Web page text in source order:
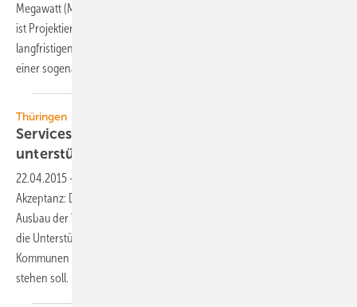
Megawatt (MW) eigens betriebener Windkraft. Entwickler des Projekts
ist Projektierer WKN. Mit dem Geschäft stützt WKN auch die
langfristigen Pläne des Mutterunternehmens PNE aus Cuxhaven, mit
einer sogenannten Yieldco sich neue Investoren zu
Thüringen
Servicestelle Windenergie soll Kommunen
unterstützen
22.04.2015 -
Akzeptanz: Die rot-rot-grüne Thüringer Landesregierung will den
Ausbau der Windenergie im Land voranbringen und setzt dabei auf
die Unterstützung der neuen „Servicestelle Windenergie“, die
Kommunen und Bürgerenergiegenossenschaften beratend zur Seite
stehen soll.